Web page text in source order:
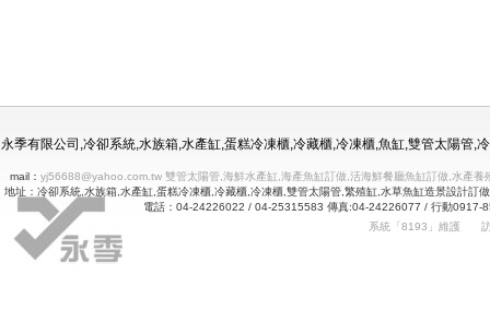
永季有限公司,冷卻系統,水族箱,水產缸,蛋糕冷凍櫃,冷藏櫃,冷凍櫃,魚缸,雙管太陽管
mail： yj56688@yahoo.com.tw 雙管太陽管,海鮮水產缸,海產魚缸訂做,活海鮮餐廳魚缸訂做,水產
地址：冷卻系統,水族箱,水產缸,蛋糕冷凍櫃,冷藏櫃,冷凍櫃,雙管太陽管,繁殖缸,水草魚缸造景設計
電話：04-24226022 / 04-25315583 傳真:04-24226077 / 行動0917-
系統「8193」維護